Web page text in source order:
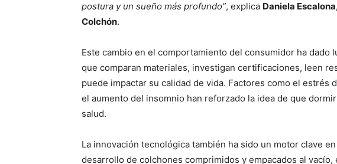
postura y un sueño más profundo”, explica Daniela
Colchón.
Este cambio en el comportamiento del consumidor ha dado
que comparan materiales, investigan certificaciones, leen
puede impactar su calidad de vida. Factores como el estrés
el aumento del insomnio han reforzado la idea de que
salud.
La innovación tecnológica también ha sido un motor clave
desarrollo de colchones comprimidos y empacados al vacío,